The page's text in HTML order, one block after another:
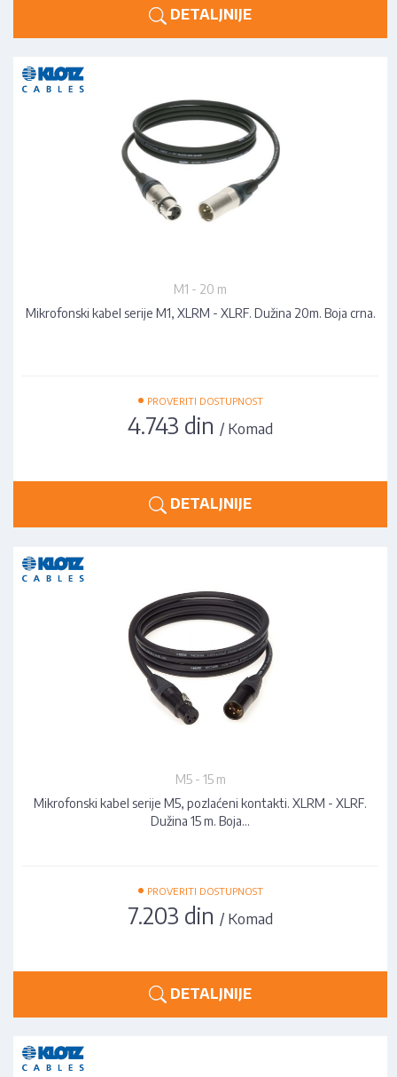
DETALJNIJE
M1 - 20 m
Mikrofonski kabel serije M1, XLRM - XLRF. Dužina 20m. Boja crna.
• PROVERITI DOSTUPNOST
4.743 din/ Komad
DETALJNIJE
M5 - 15 m
Mikrofonski kabel serije M5, pozlaćeni kontakti. XLRM - XLRF.
Dužina 15 m. Boja…
• PROVERITI DOSTUPNOST
7.203 din / Komad
DETALJNIJE